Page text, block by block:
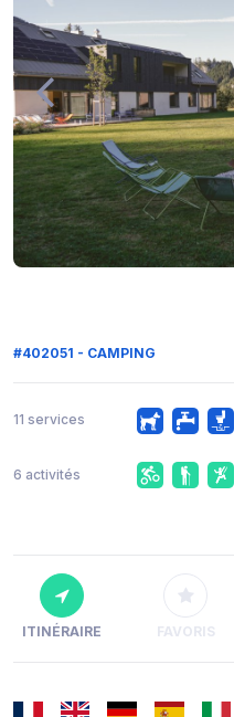
#402051 - CAMPING
11 services
6 activités
ITINÉRAIRE FAVORIS